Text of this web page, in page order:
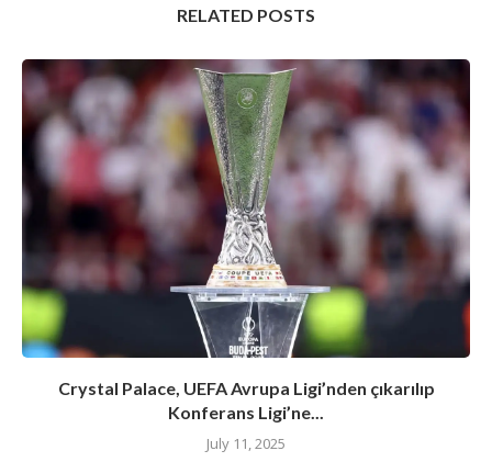
RELATED POSTS
Crystal Palace, UEFA Avrupa Ligi’nden çıkarılıp
Konferans Ligi’ne...
July 11, 2025